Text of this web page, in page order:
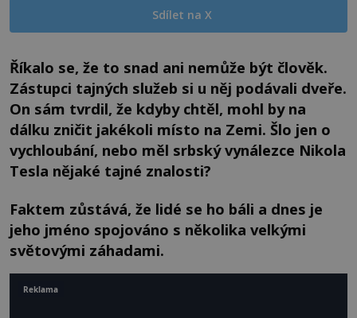
Sdílet na X
Říkalo se, že to snad ani nemůže být člověk.
Zástupci tajných služeb si u něj podávali dveře.
On sám tvrdil, že kdyby chtěl, mohl by na
dálku zničit jakékoli místo na Zemi. Šlo jen o
vychloubání, nebo měl srbský vynálezce Nikola
Tesla nějaké tajné znalosti?
Faktem zůstává, že lidé se ho báli a dnes je
jeho jméno spojováno s několika velkými
světovými záhadami.
Reklama